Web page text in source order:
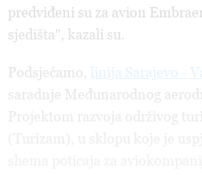
predviđeni su za avion
sjedišta", kazali su.
Podsjećamo, linija Sarajevo -
saradnje Međunarodnog